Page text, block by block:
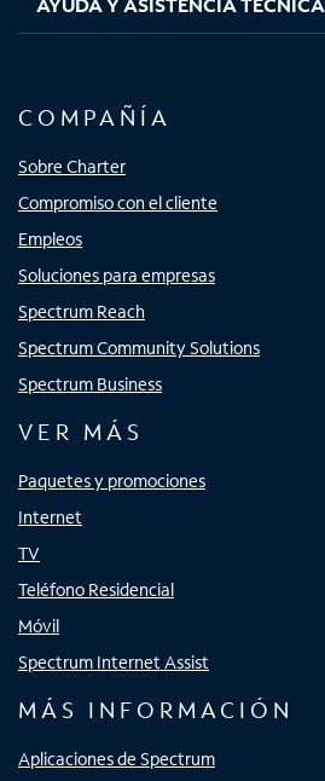
COMPAÑÍA
Sobre Charter
Compromiso con el cliente
Empleos
Soluciones para empresas
Spectrum Reach
Spectrum Community Solutions
Spectrum Business
VER MÁS
Paquetes y promociones
Internet
TV
Teléfono Residencial
Móvil
Spectrum Internet Assist
MÁS INFORMACIÓN
Aplicaciones de Spectrum